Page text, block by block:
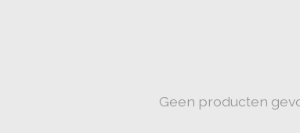
Geen producten